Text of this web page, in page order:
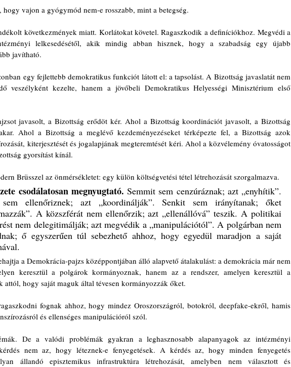
hogy vajon a gyógymód nem-e rosszabb, mint a betegség.
következmények miatt. Korlátokat követel. Ragaszkodik a definíciókhoz. Megvédi a
lelkesedésétől, akik mindig abban hisznek, hogy a szabadság egy újabb
javítható.
egy fejlettebb demokratikus funkciót látott el: a tapsolást. A Bizottság javaslatát nem
veszélyként kezelte, hanem a jövőbeli Demokratikus Helyességi Minisztérium első
javasolt, a Bizottság erődöt kér. Ahol a Bizottság koordinációt javasolt, a Bizottság
Ahol a Bizottság a meglévő kezdeményezéseket térképezte fel, a Bizottság azok
kiterjesztését és jogalapjának megteremtését kéri. Ahol a közvélemény óvatosságot
gyorsítást kínál.
Brüsszel az önmérsékletet: egy külön költségvetési tétel létrehozását szorgalmazva.
csodálatosan megnyugtató. Semmit sem cenzúráznak; azt „enyhítik”.
ellenőriznek; azt „koordinálják”. Senkit sem irányítanak; őket
A közszférát nem ellenőrzik; azt „ellenállóvá” teszik. A politikai
nem delegitimálják; azt megvédik a „manipulációtól”. A polgárban nem
ő egyszerűen túl sebezhető ahhoz, hogy egyedül maradjon a saját
a Demokrácia-pajzs középpontjában álló alapvető átalakulást: a demokrácia már nem
keresztül a polgárok kormányoznak, hanem az a rendszer, amelyen keresztül a
attól, hogy saját maguk által tévesen kormányozzák őket.
fognak ahhoz, hogy mindez Oroszországról, botokról, deepfake-ekről, hamis
és ellenséges manipulációról szól.
De a valódi problémák gyakran a leghasznosabb alapanyagok az intézményi
nem az, hogy léteznek-e fenyegetések. A kérdés az, hogy minden fenyegetés
állandó episztemikus infrastruktúra létrehozását, amelyben nem választott és